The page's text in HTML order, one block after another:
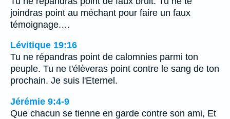
joindras point au méchant pour faire un faux
témoignage.…
Lévitique 19:16
Tu ne répandras point de calomnies parmi ton
peuple. Tu ne t'élèveras point contre le sang de ton
prochain. Je suis l'Eternel.
Jérémie 9:4-9
Que chacun se tienne en garde contre son ami, Et